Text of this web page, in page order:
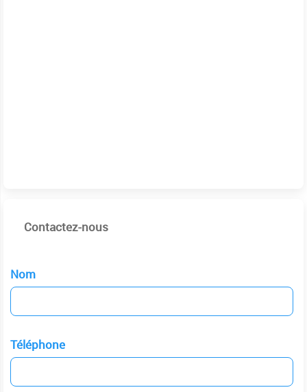
Contactez-nous
Nom
Téléphone